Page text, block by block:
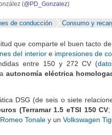
OTRAS SECCIONES
Mediciones
que comparte el buen tacto
del interior eimpresiones de
entre 150 y 272 CV (
DSG (de seis o siete
(Terramar 1.5 eTSI 150 CV